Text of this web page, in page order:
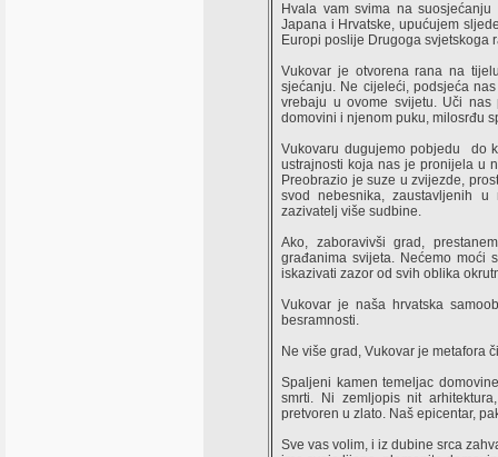
Hvala vam svima na
Japana i Hrvatske, upućujem
Europi poslije Drugoga svjetskoga
Vukovar je otvorena rana na
sjećanju. Ne cijeleći, podsjeća
vrebaju u ovome svijetu. Uči nas
domovini i njenom puku, milosrđu
Vukovaru dugujemo pobjedu do
ustrajnosti koja nas je pronijela u
Preobrazio je suze u zvijezde,
svod nebesnika, zaustavljenih
zazivatelj više sudbine.
Ako, zaboravivši grad,
građanima svijeta. Nećemo moći
iskazivati zazor od svih oblika
Vukovar je naša hrvatska
besramnosti.
Ne više grad, Vukovar je metafora
Spaljeni kamen temeljac
smrti. Ni zemljopis nit
pretvoren u zlato. Naš epicentar,
Sve vas volim, i iz dubine srca